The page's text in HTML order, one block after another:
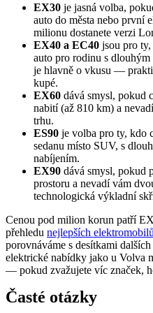
EX30 je jasná volba,
auto do města nebo první
milionu dostanete verzi
EX40 a EC40 jsou pro
auto pro rodinu s
je hlavně o vkusu —
kupé.
EX60 dává smysl, pokud
nabití (až 810 km) a
trhu.
ES90 je volba pro ty, kdo
sedanu místo SUV, s
nabíjením.
EX90 dává smysl, pokud
prostoru a nevadí vám
technologická výkladní
Cenou pod milion korun patří
přehledu nejlepších
porovnáváme s desítkami
elektrické nabídky jako u Volva
— pokud zvažujete víc značek,
Časté otázky